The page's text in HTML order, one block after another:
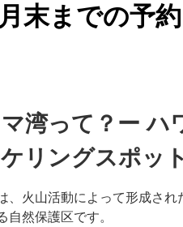
末までの予約
湾って？ー ハ
リングスポット
、火山活動によって形成され
自然保護区です。